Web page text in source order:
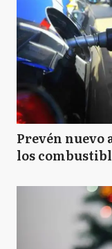
Prevén nuevo
los